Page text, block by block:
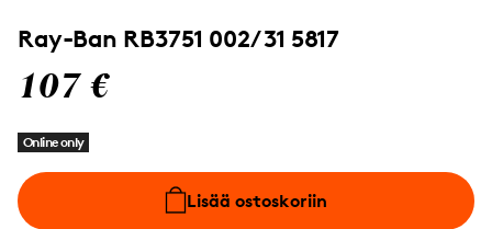
Ray-Ban RB3751 002/31 5817
107 €
Online only
Lisää ostoskoriin